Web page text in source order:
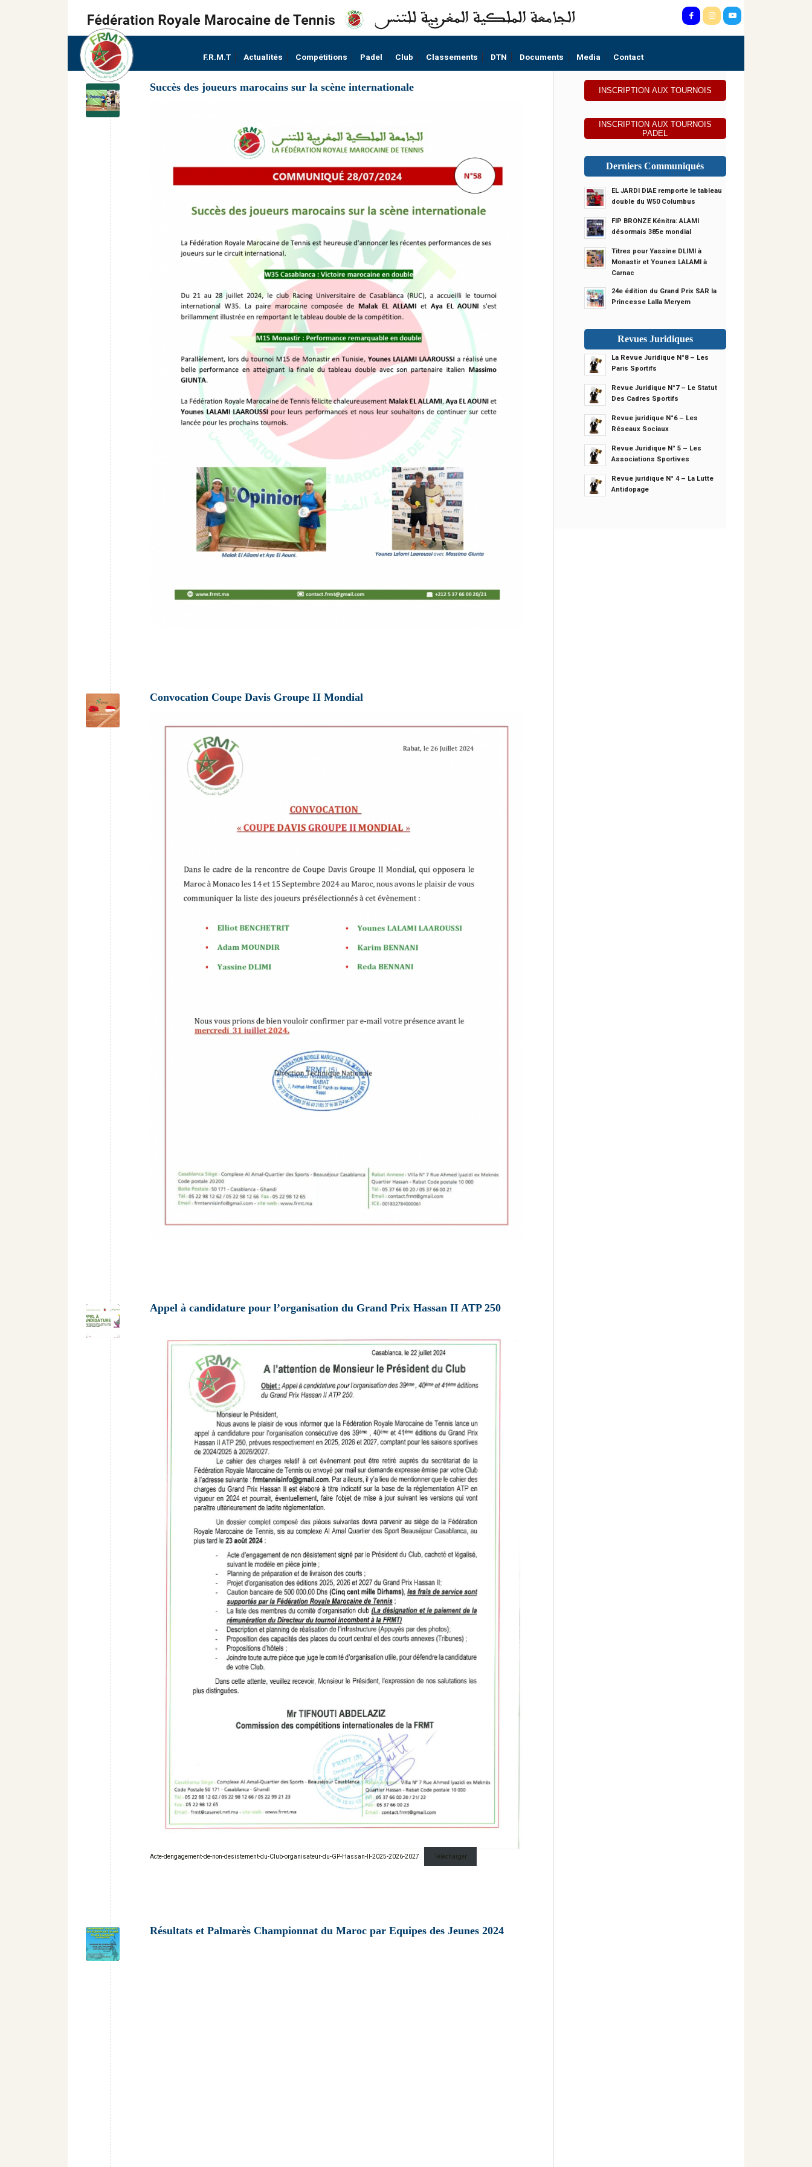
F.R.M.T Actualités Compétitions Padel Club Classements DTN Documents Media Contact
Succès des joueurs marocains sur la scène internationale
Convocation Coupe Davis Groupe II Mondial
Appel à candidature pour l’organisation du Grand Prix Hassan II ATP 250
Acte-dengagement-de-non-desistement-du-Club-organisateur-du-GP-Hassan-II-2025-2026-2027 Télécharger
Résultats et Palmarès Championnat du Maroc par Equipes des Jeunes 2024
INSCRIPTION AUX TOURNOIS
INSCRIPTION AUX TOURNOIS
PADEL
Derniers Communiqués
EL JARDI DIAE remporte le tableau
double du W50 Columbus
FIP BRONZE Kénitra: ALAMI
désormais 385e mondial
Titres pour Yassine DLIMI à
Monastir et Younes LALAMI à
Carnac
24e édition du Grand Prix SAR la
Princesse Lalla Meryem
Revues Juridiques
La Revue Juridique N°8 – Les
Paris Sportifs
Revue Juridique N°7 – Le Statut
Des Cadres Sportifs
Revue juridique N°6 – Les
Réseaux Sociaux
Revue Juridique N° 5 – Les
Associations Sportives
Revue juridique N° 4 – La Lutte
Antidopage